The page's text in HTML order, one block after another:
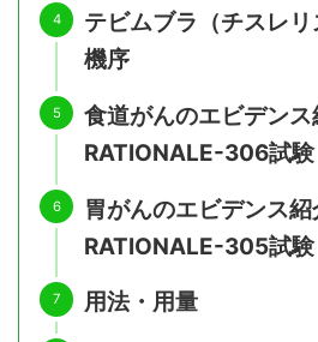
テビムブラ（チスレ
機序
食道がんのエビデンス
RATIONALE-306試験
胃がんのエビデンス紹
RATIONALE-305試験
用法・用量